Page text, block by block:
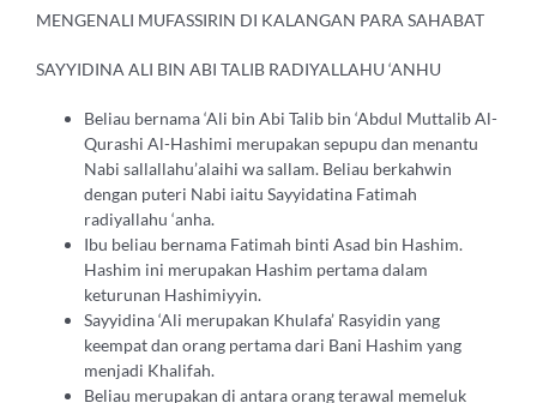
MENGENALI MUFASSIRIN DI KALANGAN PARA SAHABAT
SAYYIDINA ALI BIN ABI TALIB RADIYALLAHU ‘ANHU
Beliau bernama ‘Ali bin Abi Talib bin ‘Abdul Muttalib Al-
Qurashi Al-Hashimi merupakan sepupu dan menantu
Nabi sallallahu’alaihi wa sallam. Beliau berkahwin
dengan puteri Nabi iaitu Sayyidatina Fatimah
radiyallahu ‘anha.
Ibu beliau bernama Fatimah binti Asad bin Hashim.
Hashim ini merupakan Hashim pertama dalam
keturunan Hashimiyyin.
Sayyidina ‘Ali merupakan Khulafa’ Rasyidin yang
keempat dan orang pertama dari Bani Hashim yang
menjadi Khalifah.
Beliau merupakan di antara orang terawal memeluk